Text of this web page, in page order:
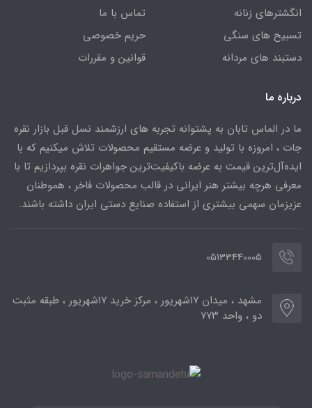
انگشترهای زنانه
تسبیح های سنگی
دستبند های مردانه
تماس با ما
حریم خصوصی
قوانین و مقررات
درباره ما
ما در الماس تابان به پشتوانه تجربه های ارزشمند نسل قبل بازار نقره
جات ، امروزه با تولید و عرضه مستقیم محصولات تلاش میکنیم که با
ایده‌آل‌ترین قیمت به عرضه باکیفیت‌ترین جواهرات نقره بپردازیم تا با
معرفی هرچه بیشتر هنر ایرانی در قالب محصولات فاخر ، هموطنان
عزیزمان سهمی بیشتری از استفاده صنایع دستی ایران داشته باشند.
05133440005
مشهد ، میدان ۱۷شهریور ، مرکز خرید ۱۷شهریور ، طبقه مثبت
دو ، واحد ۷۷۳